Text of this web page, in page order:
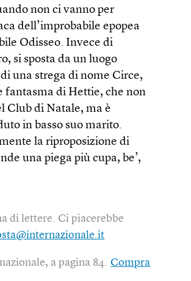
non ci vanno per
dell’improbabile epopea
Odisseo. Invece di
si sposta da un luogo
una strega di nome Circe,
fantasma di Hettie, che non
Club di Natale, ma è
in basso suo marito.
la riproposizione di
una piega più cupa, be’,
di lettere. Ci piacerebbe
a pagina 84.Compra